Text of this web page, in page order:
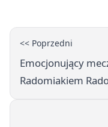
<< Poprzedni
Emocjonujący
Radomiakiem